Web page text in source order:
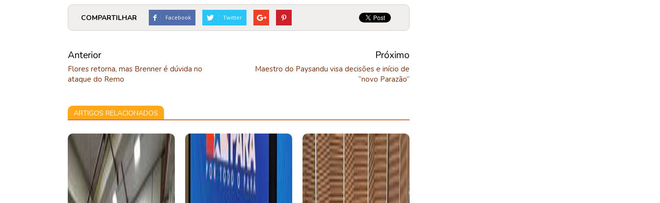
COMPARTILHAR Facebook Twitter
Anterior
Flores retorna, mas Brenner é dúvida no
ataque do Remo
Próximo
Maestro do Paysandu visa decisões e início de
“novo Parazão”
ARTIGOS RELACIONADOS